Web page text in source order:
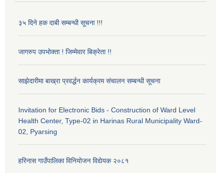
३५ दिने हक दाबी सम्बन्धी सूचना !!!
जागरुप उपभोक्ता ! जिम्मेवार बिक्रेता !!
साझेदारीमा बाख्रा प्रवर्द्धन कार्यक्रम संचालन सम्बन्धी सूचना
Invitation for Electronic Bids - Construction of Ward Level
Health Center, Type-02 in Harinas Rural Municipality Ward-
02, Pyarsing
हरिनास गाउँपालिका विनियोजन विद्येयक २०८१